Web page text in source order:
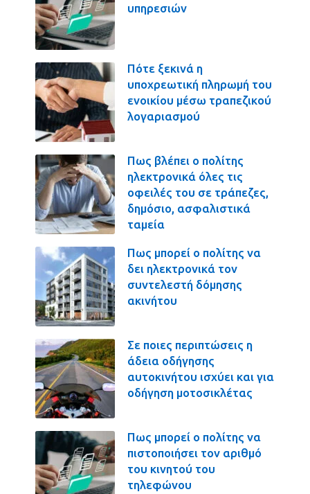
υπηρεσιών
Πότε ξεκινά η
υποχρεωτική πληρωμή του
ενοικίου μέσω τραπεζικού
λογαριασμού
Πως βλέπει ο πολίτης
ηλεκτρονικά όλες τις
οφειλές του σε τράπεζες,
δημόσιο, ασφαλιστικά
ταμεία
Πως μπορεί ο πολίτης να
δει ηλεκτρονικά τον
συντελεστή δόμησης
ακινήτου
Σε ποιες περιπτώσεις η
άδεια οδήγησης
αυτοκινήτου ισχύει και για
οδήγηση μοτοσικλέτας
Πως μπορεί ο πολίτης να
πιστοποιήσει τον αριθμό
του κινητού του
τηλεφώνου